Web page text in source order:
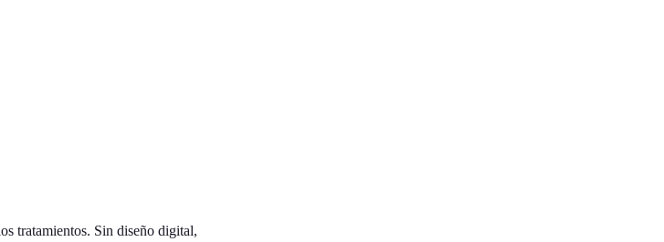
tratamientos. Sin diseño digital,